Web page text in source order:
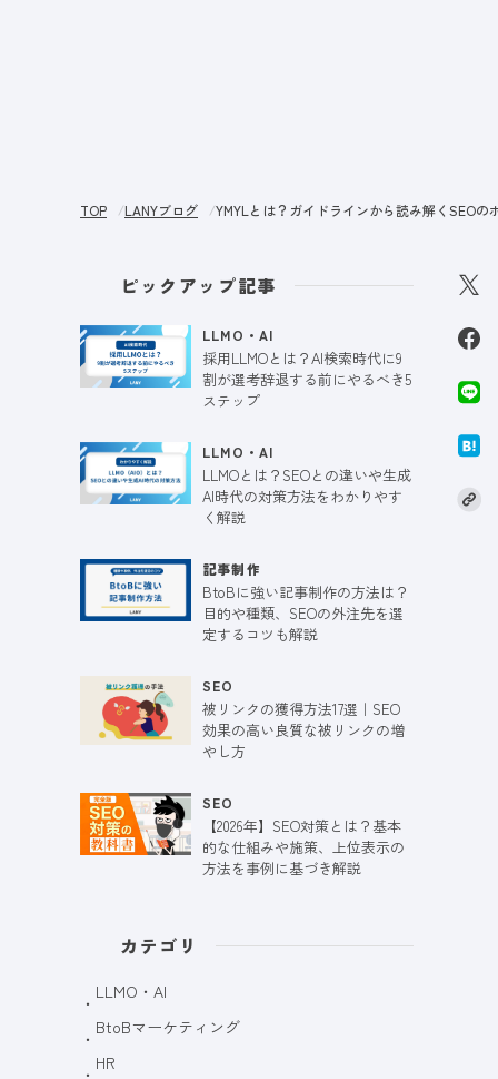
TOP LANYブログ YMYLとは？ガイドラインから読み解くSEO
ピックアップ記事
LLMO・AI
採用LLMOとは？AI検索時代に9
割が選考辞退する前にやるべき5
ステップ
LLMO・AI
LLMOとは？SEOとの違いや生成
AI時代の対策方法をわかりやす
く解説
記事制作
BtoBに強い記事制作の方法は？
目的や種類、SEOの外注先を選
定するコツも解説
SEO
被リンクの獲得方法17選｜SEO
効果の高い良質な被リンクの増
やし方
SEO
【2026年】SEO対策とは？基本
的な仕組みや施策、上位表示の
方法を事例に基づき解説
カテゴリ
LLMO・AI
BtoBマーケティング
HR